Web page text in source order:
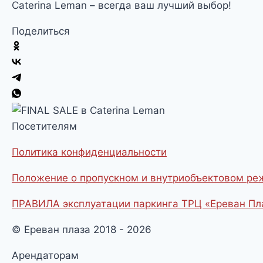
Caterina Leman – всегда ваш лучший выбор!
Поделиться
Посетителям
Политика конфиденциальности
Положение о пропускном и внутриобъектовом
ПРАВИЛА эксплуатации паркинга ТРЦ «Ереван
© Ереван плаза 2018 - 2026
Арендаторам